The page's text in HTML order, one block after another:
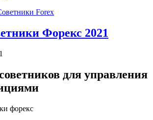
Forex
Форекс 2021
для управления